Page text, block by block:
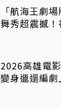
「航海王劇
舞秀超震撼
2026高雄電
變身邋遢編